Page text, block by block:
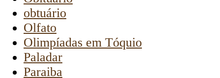
obtuário
Olfato
Olimpíadas em Tóquio
Paladar
Paraiba